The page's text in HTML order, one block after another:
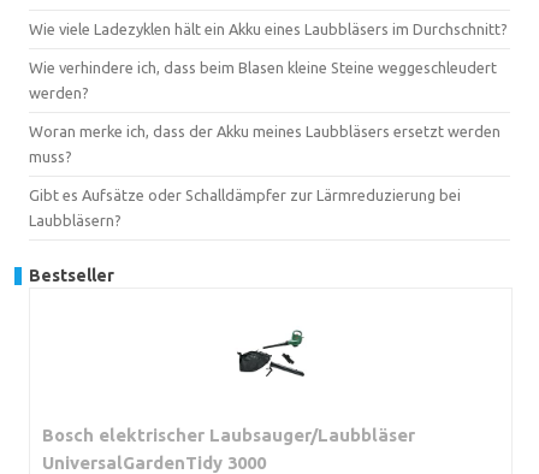
Wie viele Ladezyklen hält ein Akku eines Laubbläsers im Durchschnitt?
Wie verhindere ich, dass beim Blasen kleine Steine weggeschleudert
werden?
Woran merke ich, dass der Akku meines Laubbläsers ersetzt werden
muss?
Gibt es Aufsätze oder Schalldämpfer zur Lärmreduzierung bei
Laubbläsern?
Bestseller
Bosch elektrischer Laubsauger/Laubbläser
UniversalGardenTidy 3000